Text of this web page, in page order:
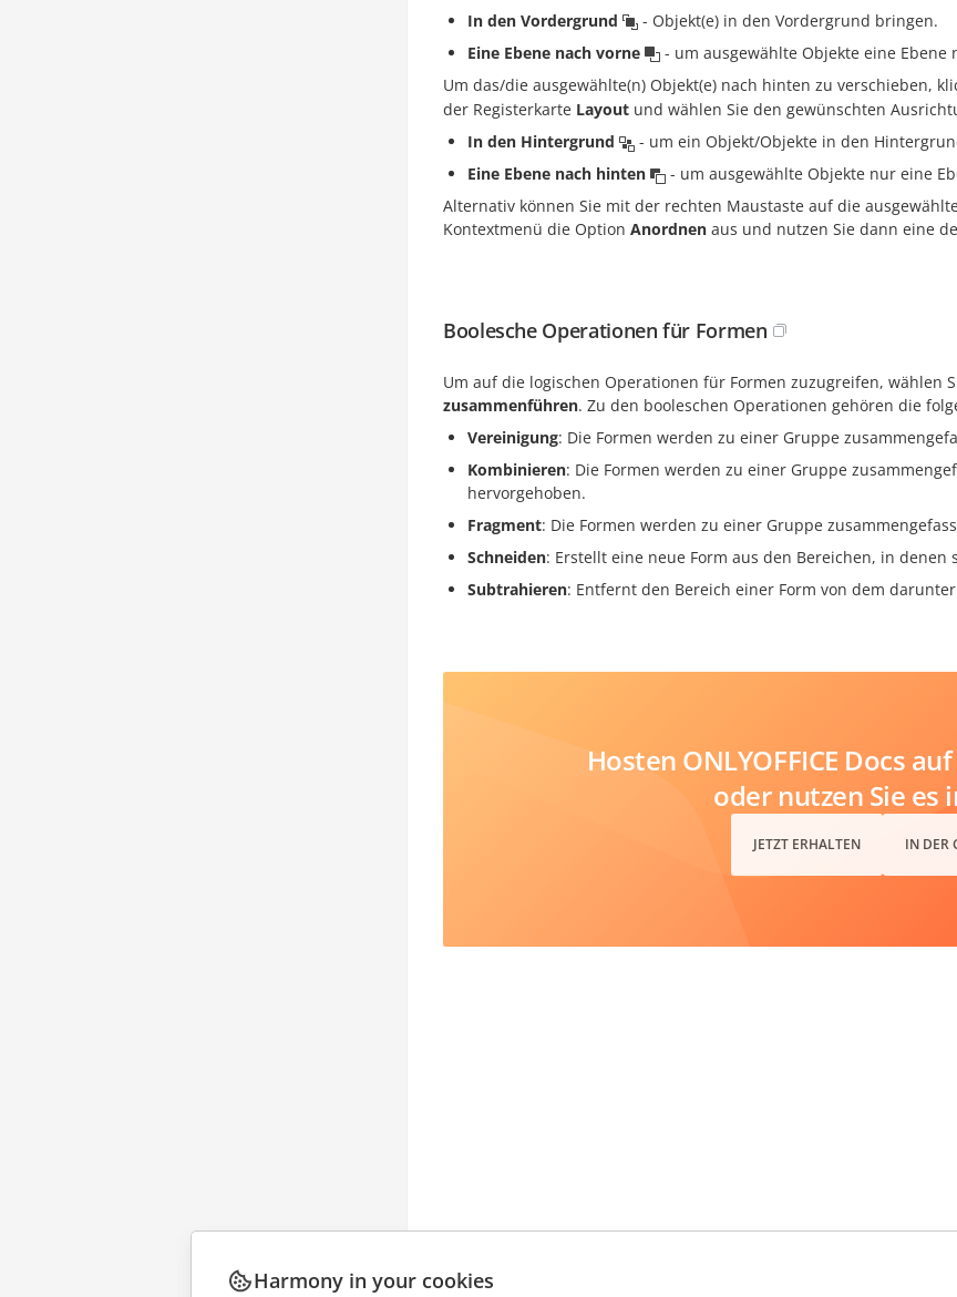
In den Vordergrund
- Objekt(e) in den Vordergrund bringen.
Eine Ebene nach vorne
- um ausgewählte Objekte eine Ebene
Um das/die ausgewählte(n) Objekt(e) nach hinten zu verschieben,
der Registerkarte Layout und wählen Sie den gewünschten
In den Hintergrund
- um ein Objekt/Objekte in den
Eine Ebene nach hinten
- um ausgewählte Objekte nur eine
Alternativ können Sie mit der rechten Maustaste auf die
Kontextmenü die Option Anordnen aus und nutzen Sie dann eine
Boolesche Operationen für Formen
Um auf die logischen Operationen für Formen zuzugreifen, wählen
zusammenführen. Zu den booleschen Operationen gehören die
Vereinigung: Die Formen werden zu einer Gruppe
Kombinieren: Die Formen werden zu einer Gruppe
hervorgehoben.
Fragment: Die Formen werden zu einer Gruppe
Schneiden: Erstellt eine neue Form aus den Bereichen, in
Subtrahieren: Entfernt den Bereich einer Form von dem
Hosten ONLYOFFICE Docs
oder nutzen Sie es
JETZT ERHALTEN IN DER
Harmony in your cookies